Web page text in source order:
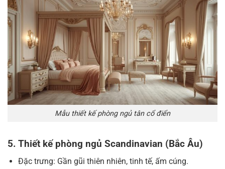
Mẫu thiết kế phòng ngủ tân cổ điển
5. Thiết kế phòng ngủ Scandinavian (Bắc Âu)
Đặc trưng: Gần gũi thiên nhiên, tinh tế, ấm cúng.